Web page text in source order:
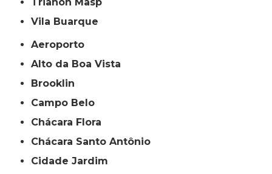
Trianon Masp
Vila Buarque
Aeroporto
Alto da Boa Vista
Brooklin
Campo Belo
Chácara Flora
Chácara Santo Antônio
Cidade Jardim